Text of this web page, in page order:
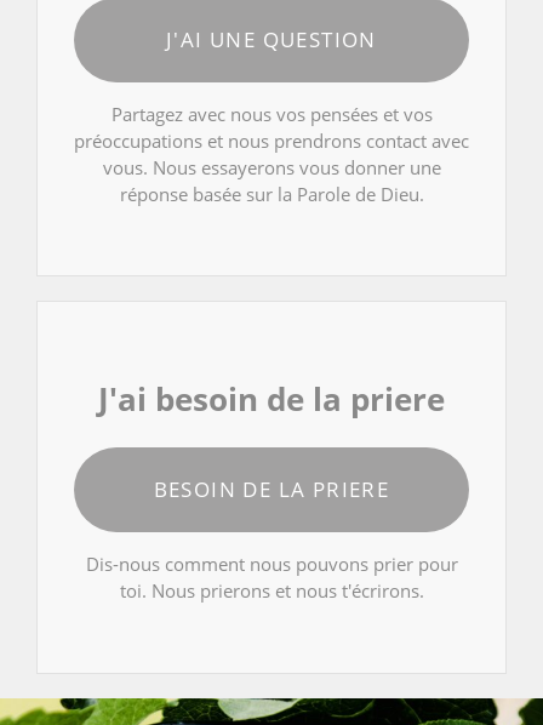
J'AI UNE QUESTION
Partagez avec nous vos pensées et vos
préoccupations et nous prendrons contact avec
vous. Nous essayerons vous donner une
réponse basée sur la Parole de Dieu.
J'ai besoin de la priere
BESOIN DE LA PRIERE
Dis-nous comment nous pouvons prier pour
toi. Nous prierons et nous t'écrirons.